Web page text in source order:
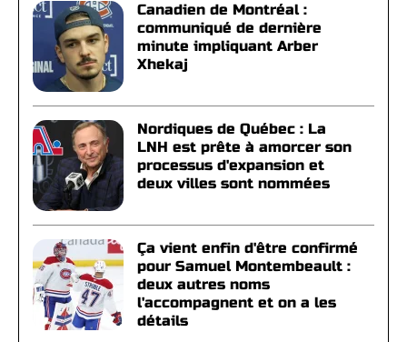
Canadien de Montréal :
communiqué de dernière
minute impliquant Arber
Xhekaj
Nordiques de Québec : La
LNH est prête à amorcer son
processus d'expansion et
deux villes sont nommées
Ça vient enfin d'être confirmé
pour Samuel Montembeault :
deux autres noms
l'accompagnent et on a les
détails